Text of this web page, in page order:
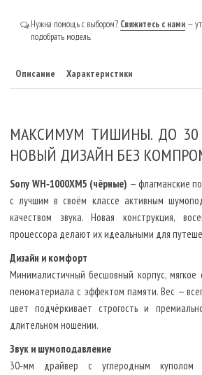
Нужна помощь с выбором? Свяжитесь с нами —
подобрать модель.
Описание Характеристики
МАКСИМУМ ТИШИНЫ. ДО 30
НОВЫЙ ДИЗАЙН БЕЗ
Sony WH‑1000XM5 (чёрные) — флагманские
с лучшим в своём классе активным
качеством звука. Новая конструкция,
процессора делают их идеальными для
Дизайн и комфорт
Минималистичный бесшовный корпус,
пеноматериала с эффектом памяти. Вес —
цвет подчёркивает строгость и
длительном ношении.
Звук и шумоподавление
30‑мм драйвер с углеродным куполом